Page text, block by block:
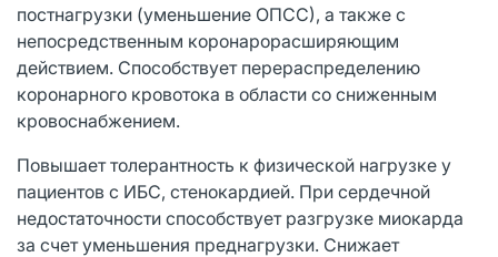
постнагрузки (уменьшение ОПСС), а также с
непосредственным коронарорасширяющим
действием. Способствует перераспределению
коронарного кровотока в области со сниженным
кровоснабжением.
Повышает толерантность к физической нагрузке у
пациентов с ИБС, стенокардией. При сердечной
недостаточности способствует разгрузке миокарда
за счет уменьшения преднагрузки. Снижает